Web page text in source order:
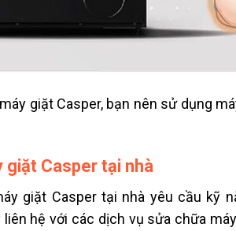
giặt Casper, bạn nên sử dụng
giặt Casper tại nhà
giặt Casper tại nhà yêu cầu kỹ
liên hệ với các dịch vụ sửa chữa